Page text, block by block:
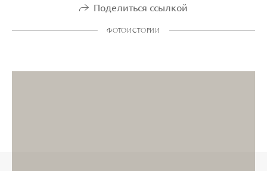
Поделиться ссылкой
ФОТОИСТОРИИ